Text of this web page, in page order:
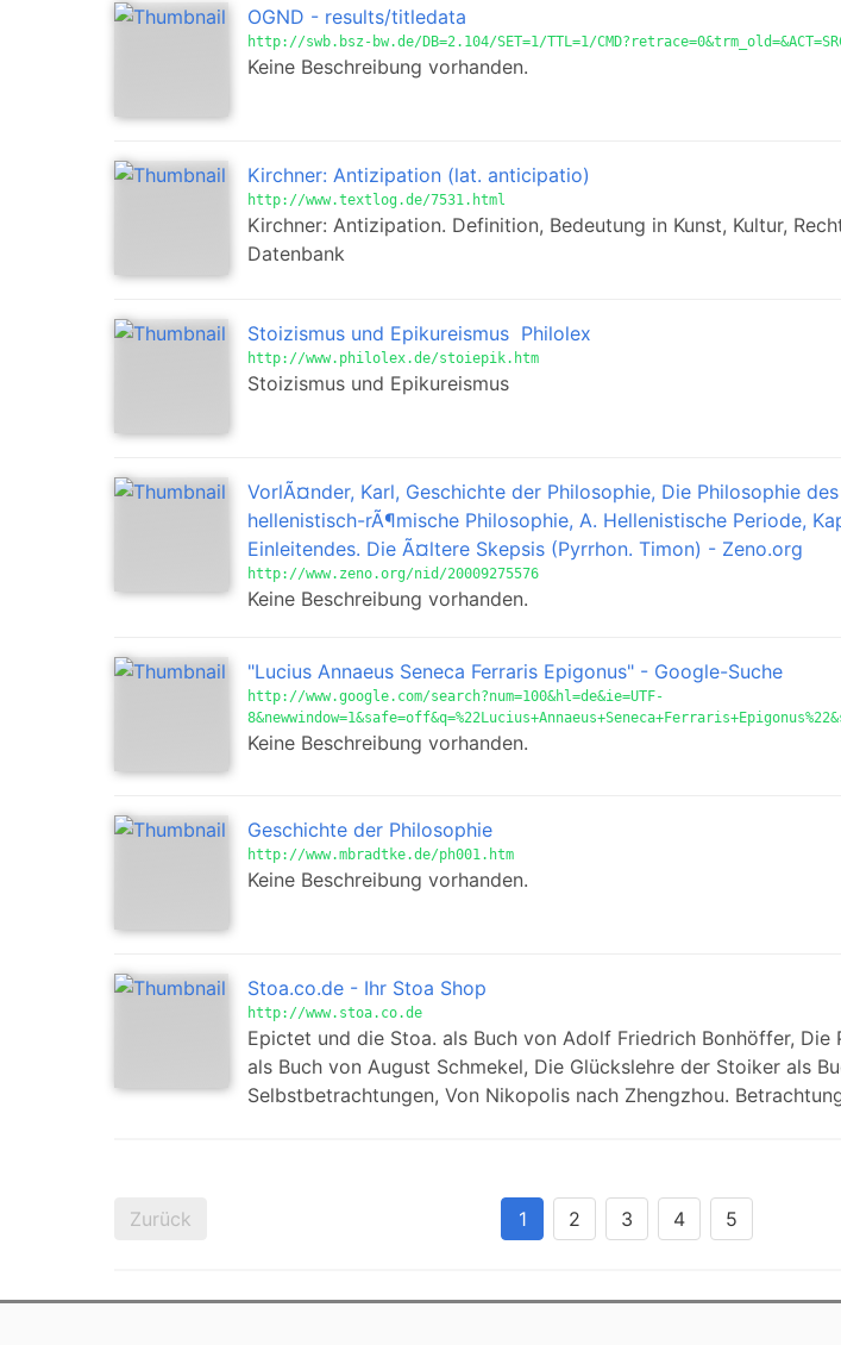
OGND - results/titledata
http://swb.bsz-bw.de/DB=2.104/SET=1/TTL=1/
Keine Beschreibung vorhanden.
Kirchner: Antizipation (lat. anticipatio)
http://www.textlog.de/7531.html
Kirchner: Antizipation. Definition, Bedeutung in Kunst, Kultur,
Datenbank
Stoizismus und Epikureismus  Philolex
http://www.philolex.de/stoiepik.htm
Stoizismus und Epikureismus
VorlÃ¤nder, Karl, Geschichte der Philosophie, Die Philosophie
hellenistisch-rÃ¶mische Philosophie, A. Hellenistische Periode,
Einleitendes. Die Ã¤ltere Skepsis (Pyrrhon. Timon) - Zeno.org
http://www.zeno.org/nid/20009275576
Keine Beschreibung vorhanden.
"Lucius Annaeus Seneca Ferraris Epigonus" - Google-Suche
http://www.google.com/search?num=100&hl=de&ie=UTF-
Keine Beschreibung vorhanden.
Geschichte der Philosophie
http://www.mbradtke.de/ph001.htm
Keine Beschreibung vorhanden.
Stoa.co.de - Ihr Stoa Shop
http://www.stoa.co.de
Epictet und die Stoa. als Buch von Adolf Friedrich Bonhöffer,
als Buch von August Schmekel, Die Glückslehre der Stoiker als
Selbstbetrachtungen, Von Nikopolis nach Zhengzhou.
Zurück 1 2 3 4 5